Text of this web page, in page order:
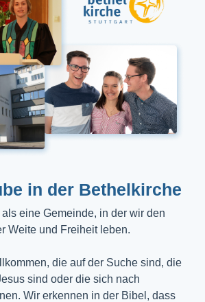
in der Bethelkirche
eine Gemeinde, in der wir den
Weite und Freiheit leben.
die auf der Suche sind, die
sind oder die sich nach
Wir erkennen in der Bibel, dass